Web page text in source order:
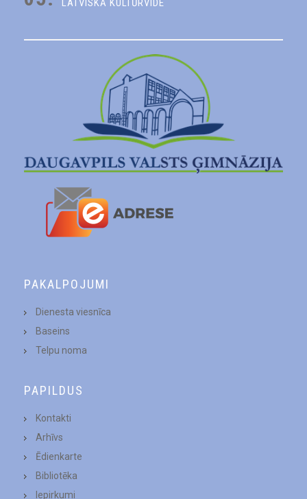
LATVISKĀ KULTŪRVIDE
PAKALPOJUMI
Dienesta viesnīca
Baseins
Telpu noma
PAPILDUS
Kontakti
Arhīvs
Ēdienkarte
Bibliotēka
Iepirkumi